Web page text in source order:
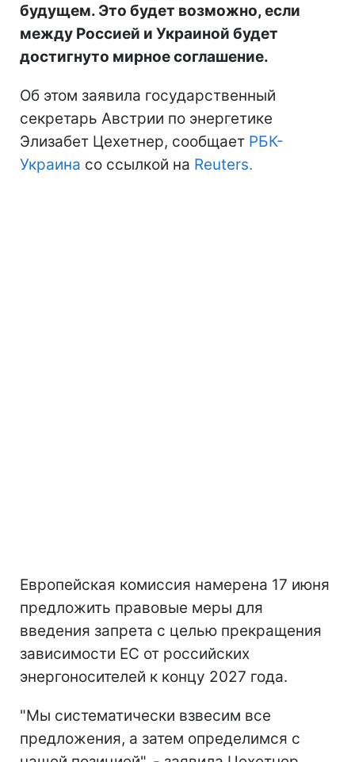
будущем. Это будет возможно, если
между Россией и Украиной будет
достигнуто мирное соглашение.
Об этом заявила государственный
секретарь Австрии по энергетике
Элизабет Цехетнер, сообщает РБК-
Украина со ссылкой на Reuters.
Европейская комиссия намерена 17 июня
предложить правовые меры для
введения запрета с целью прекращения
зависимости ЕС от российских
энергоносителей к концу 2027 года.
"Мы систематически взвесим все
предложения, а затем определимся с